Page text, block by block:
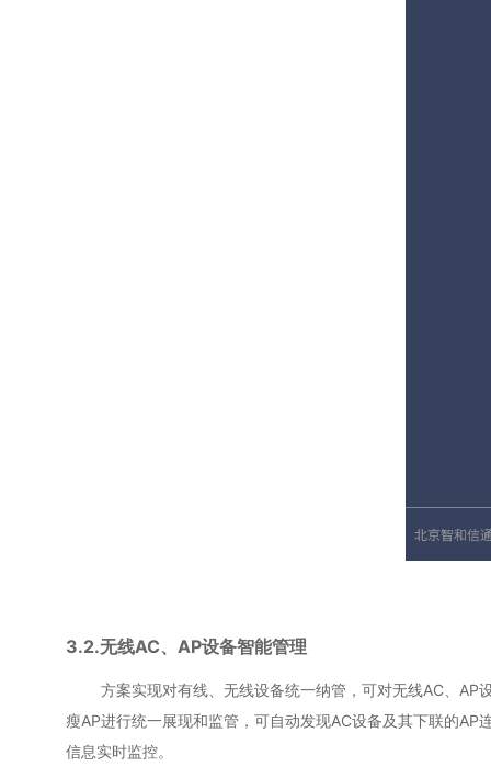
3.2.无线AC、AP设备智能管理
方案实现对有线、无线设备统一纳管，可对无线AC、AP设
瘦AP进行统一展现和监管，可自动发现AC设备及其下联的
信息实时监控。